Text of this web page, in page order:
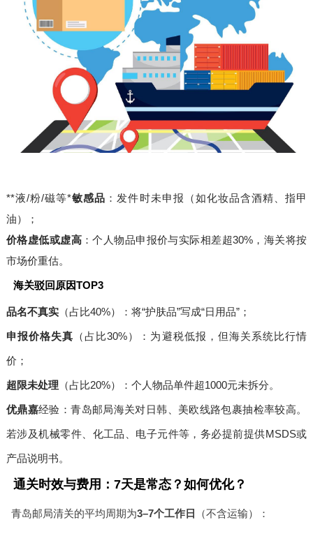
**液/粉/磁等*敏感品 ：发件时未申报（如化妆品含酒精、指甲
油）；
价格虚低或虚高：个人物品申报价与实际相差超30%，海关将按
市场价重估。
海关驳回原因TOP3
品名不真实（占比40%）：将“护肤品”写成“日用品”；
申报价格失真 （占比30%）：为避税低报，但海关系统比行情
价；
超限未处理（占比20%）：个人物品单件超1000元未拆分。
优鼎嘉经验：青岛邮局海关对日韩、美欧线路包裹抽检率较高。
若涉及机械零件、化工品、电子元件等，务必提前提供MSDS或
产品说明书。
通关时效与费用：7天是常态？如何优化？
青岛邮局清关的平均周期为3–7个工作日 （不含运输）：